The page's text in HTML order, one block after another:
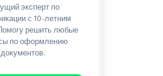
эксперт по
с 10-летним
решить любые
по оформлению
документов.